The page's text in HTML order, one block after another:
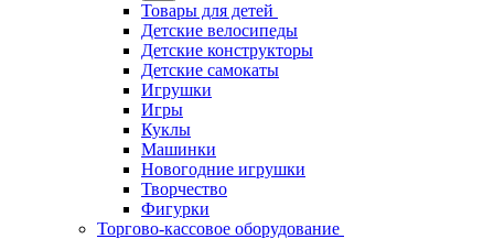
Товары для детей
Детские велосипеды
Детские конструкторы
Детские самокаты
Игрушки
Игры
Куклы
Машинки
Новогодние игрушки
Творчество
Фигурки
Торгово-кассовое оборудование